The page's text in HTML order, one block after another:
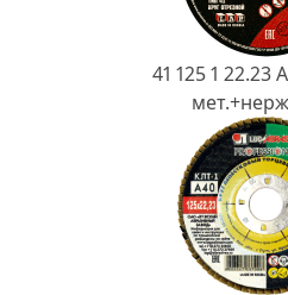
41 125 1 22.23